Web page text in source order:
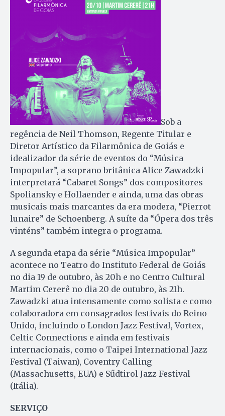
Sob a
regência de Neil Thomson, Regente Titular e
Diretor Artístico da Filarmônica de Goiás e
idealizador da série de eventos do “Música
Impopular”, a soprano britânica Alice Zawadzki
interpretará “Cabaret Songs” dos compositores
Spoliansky e Hollaender e ainda, uma das obras
musicais mais marcantes da era modera, “Pierrot
lunaire” de Schoenberg. A suíte da “Ópera dos três
vinténs” também integra o programa.
A segunda etapa da série “Música Impopular”
acontece no Teatro do Instituto Federal de Goiás
no dia 19 de outubro, às 20h e no Centro Cultural
Martim Cererê no dia 20 de outubro, às 21h.
Zawadzki atua intensamente como solista e como
colaboradora em consagrados festivais do Reino
Unido, incluindo o London Jazz Festival, Vortex,
Celtic Connections e ainda em festivais
internacionais, como o Taipei International Jazz
Festival (Taiwan), Coventry Calling
(Massachusetts, EUA) e Sűdtirol Jazz Festival
(Itália).
SERVIÇO